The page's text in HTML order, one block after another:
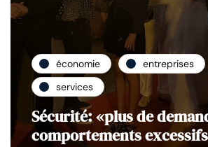
économie entreprises
services
Sécurité: «plus de
comportements